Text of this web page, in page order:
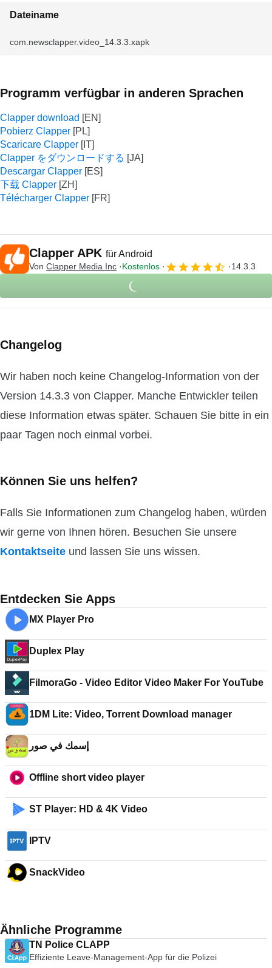
Dateiname
com.newsclapper.video_14.3.3.xapk
Programm verfügbar in anderen Sprachen
Clapper download
Pobierz Clapper
Scaricare Clapper
Clapper をダウンロードする
Descargar Clapper
下载 Clapper
Télécharger Clapper
Clapper APK für Android
Von Clapper Media Inc Kostenlos 14.3.3
Changelog
Wir haben noch keine Changelog-Information von der
Version 14.3.3 von Clapper. Manche Entwickler teilen
diese Information etwas später. Schauen Sie bitte in ein
paar Tagen noch einmal vorbei.
Können Sie uns helfen?
Falls Sie Informationen zum Changelog haben, würden
wir gerne von Ihnen hören. Besuchen Sie unsere
Kontaktseite und lassen Sie uns wissen.
Entdecken Sie Apps
MX Player Pro
Duplex Play
FilmoraGo - Video Editor Video Maker For YouTube
1DM Lite: Video, Torrent Download manager
إسمك في صور
Offline short video player
ST Player: HD & 4K Video
IPTV
SnackVideo
Ähnliche Programme
TN Police CLAPP
Effiziente Leave-Management-App für die Polizei